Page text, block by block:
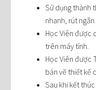
Sử dụng thành
nhanh, rút
Học Viên được
trên máy tính.
Học Viên được
bản vẽ thiết kế
Sau khi kết